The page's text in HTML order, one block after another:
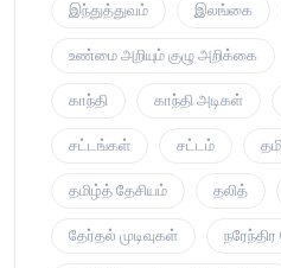
இந்துத்துவம் இலங்கை
உண்மை அறியும் குழு அறிக்கை
காந்தி காந்தி அடிகள்
சட்டங்கள் சட்டம்
தமிழ்த் தேசியம் தலித்
தேர்தல் முடிவுகள்